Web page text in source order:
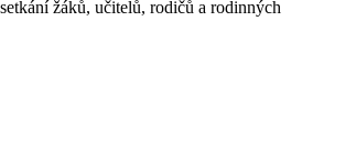
žáků, učitelů, rodičů a rodinných